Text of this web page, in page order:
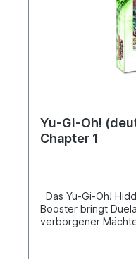
Yu-Gi-Oh!
Chapter 1
Das Yu-Gi-Oh!
Booster bringt
verborgener